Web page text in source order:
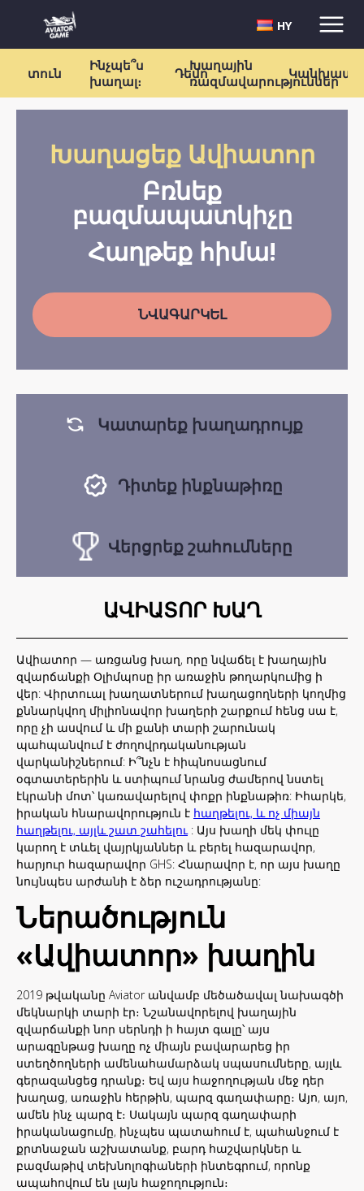
HY
տուն
Ինչպե՞ս
խաղալ։
ԴեմոԽաղային
ռազմավարություններ
Խաղացեք Ավիատոր
Բռնեք
բազմապատկիչը
Հաղթեք հիմա!
ՆՎԱԳԱՐԿԵԼ
Կատարեք խաղադրույք
Դիտեք ինքնաթիռը
Վերցրեք շահումները
ԱՎԻԱՏՈՐ ԽԱՂ
Ավիատոր — առցանց խաղ, որը նվաճել է խաղային
զվարճանքի Օլիմպոսը իր առաջին թողարկումից ի
վեր: Վիրտուալ խաղատներում խաղացողների կողմից
քննարկվող միլիոնավոր խաղերի շարքում հենց սա է,
որը չի ասվում և մի քանի տարի շարունակ
պահպանվում է ժողովրդականության
վարկանիշներում: Ի՞նչն է հիպնոսացնում
օգտատերերին և ստիպում նրանց ժամերով նստել
էկրանի մոտ՝ կառավարելով փոքր ինքնաթիռ: Իհարկե,
իրական հնարավորություն է հաղթելու, և ոչ միայն
հաղթելու, այլև շատ շահելու: Այս խաղի մեկ փուլը
կարող է տևել վայրկյաններ և բերել հազարավոր,
հարյուր հազարավոր GHS: Հնարավոր է, որ այս խաղը
նույնպես արժանի է ձեր ուշադրությանը:
Ներածություն
«Ավիատոր» խաղին
2019 թվականը Aviator անվամբ մեծածավալ նախագծի
մեկնարկի տարի էր։ Նշանավորելով խաղային
զվարճանքի նոր սերնդի ի հայտ գալը՝ այս
արագընթաց խաղը ոչ միայն բավարարեց իր
ստեղծողների ամենահամարձակ սպասումները, այլև
գերազանցեց դրանք։ Եվ այս հաջողության մեջ դեր
խաղաց, առաջին հերթին, պարզ գաղափարը։ Այո, այո,
ամեն ինչ պարզ է։ Սակայն պարզ գաղափարի
իրականացումը, ինչպես պատահում է, պահանջում է
քրտնաջան աշխատանք, բարդ հաշվարկներ և
բազմաթիվ տեխնոլոգիաների ինտեգրում, որոնք
ապահովում են լայն հաջողություն։